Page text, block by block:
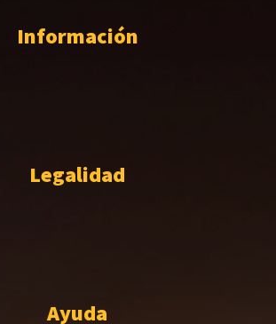
Información
Legalidad
Ayuda